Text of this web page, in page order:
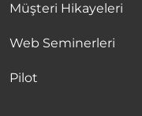
Müşteri Hikayeleri
Web Seminerleri
Pilot